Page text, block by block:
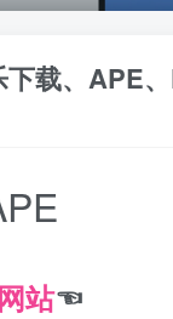
下载、APE
站☜